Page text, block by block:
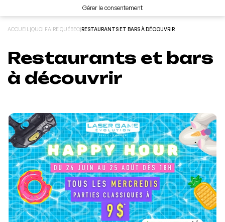
Gérer le consentement
ACCUEIL |QUOI FAIRE QUÉBEC|RESTAURANTS ET BARS À DÉCOUVRIR
Restaurants et bars
à découvrir